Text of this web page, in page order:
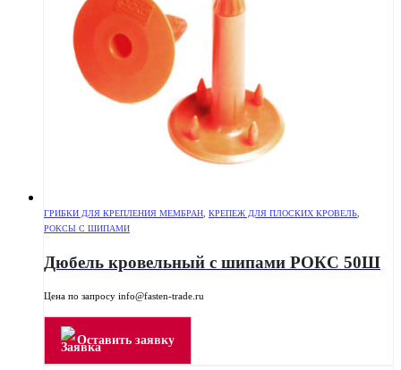
ГРИБКИ ДЛЯ КРЕПЛЕНИЯ МЕМБРАН КРЕПЕЖ ДЛЯ ПЛОСКИХ КРОВЕЛЬ
РОКСЫ С ШИПАМИ
Дюбель кровельный с шипами РОКС 50Ш
Цена по запросу info@fasten-trade.ru
Оставить заявку